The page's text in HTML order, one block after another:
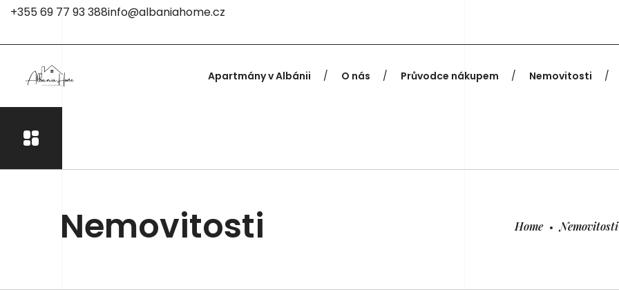
+355 69 77 93 388info@albaniahome.cz
Apartmány v Albánii O nás Průvodce nákupem Nemovitosti
Nemovitosti Home Nemovitosti